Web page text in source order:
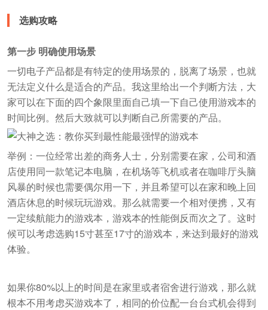
选购攻略
第一步 明确使用场景
一切电子产品都是有特定的使用场景的，脱离了场景，也就
无法定义什么是适合的产品。我这里给出一个判断方法，大
家可以在下面的四个象限里面自己填一下自己使用游戏本的
时间比例。然后大致就可以判断自己所需要的产品。
举例：一位经常出差的商务人士，分别需要在家，公司和酒
店使用同一款笔记本电脑，在机场等飞机或者在咖啡厅头脑
风暴的时候也需要偶尔用一下，并且希望可以在家和晚上回
酒店休息的时候玩玩游戏。那么就需要一个相对便携，又有
一定续航能力的游戏本，游戏本的性能倒反而次之了。这时
候可以考虑选购15寸甚至17寸的游戏本，来达到最好的游戏
体验。
如果你80%以上的时间是在家里或者宿舍进行游戏，那么就
根本不用考虑买游戏本了，相同的价位配一台台式机会得到